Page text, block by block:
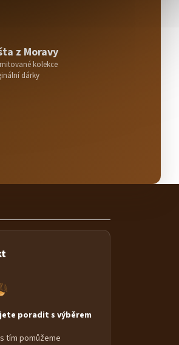
z Moravy
kolekce
dárky
poradit s výběrem
tím pomůžeme